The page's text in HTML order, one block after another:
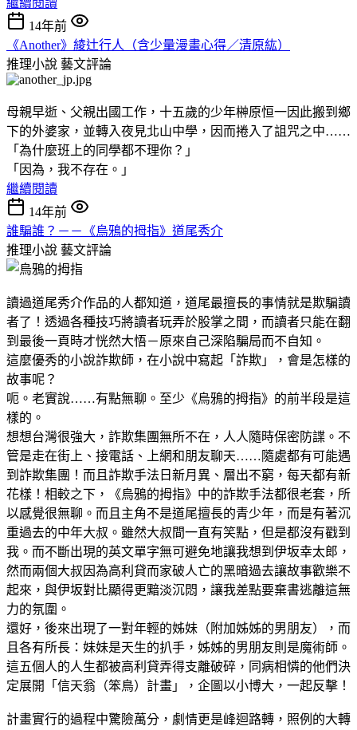
14年前
《Another》綾辻行人（含少量漫畫心得／清原紘）
推理小說 藝文評論
母親早逝、父親出國工作，十五歲的少年榊原恒一因此搬到鄉
下的外婆家，並轉入夜見北山中學，因而捲入了詛咒之中……
「為什麼班上的同學都不理你？」
「因為，我不存在。」
繼續閱讀
14年前
誰騙誰？－－《烏鴉的拇指》道尾秀介
推理小說 藝文評論
讀過道尾秀介作品的人都知道，道尾最擅長的事情就是欺騙讀
者了！透過各種技巧將讀者玩弄於股掌之間，而讀者只能在翻
到最後一頁時才恍然大悟－原來自己深陷騙局而不自知。
這麼優秀的小說詐欺師，在小說中寫起「詐欺」，會是怎樣的
故事呢？
呃。老實說……有點無聊。至少《烏鴉的拇指》的前半段是這
樣的。
想想台灣很強大，詐欺集團無所不在，人人隨時保密防諜。不
管是走在街上、接電話、上網和朋友聊天……隨處都有可能遇
到詐欺集團！而且詐欺手法日新月異、層出不窮，每天都有新
花樣！相較之下，《烏鴉的拇指》中的詐欺手法都很老套，所
以感覺很無聊。而且主角不是道尾擅長的青少年，而是有著沉
重過去的中年大叔。雖然大叔間一直有笑點，但是都沒有戳到
我。而不斷出現的英文單字無可避免地讓我想到伊坂幸太郎，
然而兩個大叔因為高利貸而家破人亡的黑暗過去讓故事歡樂不
起來，與伊坂對比顯得更黯淡沉悶，讓我差點要棄書逃離這無
力的氛圍。
還好，後來出現了一對年輕的姊妹（附加姊姊的男朋友），而
且各有所長：妹妹是天生的扒手，姊姊的男朋友則是魔術師。
這五個人的人生都被高利貸弄得支離破碎，同病相憐的他們決
定展開「信天翁（笨鳥）計畫」，企圖以小博大，一起反擊！
計畫實行的過程中驚險萬分，劇情更是峰迴路轉，照例的大轉